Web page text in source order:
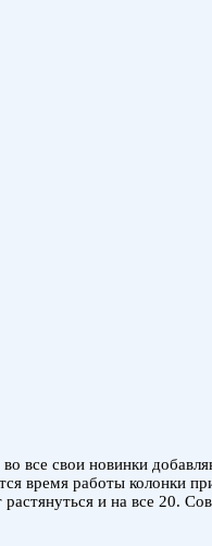
все свои новинки
время работы колонки
и на все 20.